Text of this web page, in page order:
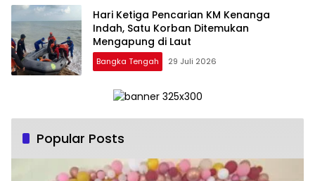
Hari Ketiga Pencarian KM Kenanga
Indah, Satu Korban Ditemukan
Mengapung di Laut
Bangka Tengah 29 Juli 2026
Popular Posts